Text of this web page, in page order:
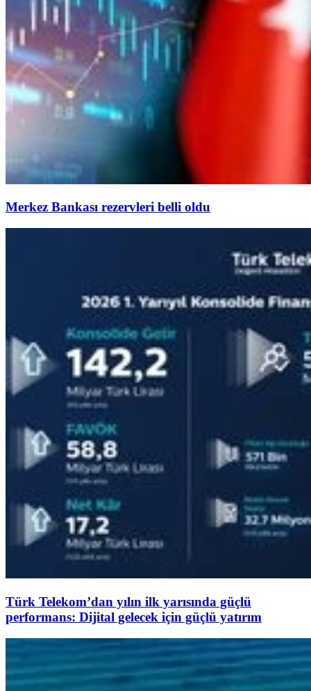
Merkez Bankası rezervleri belli oldu
Türk Telekom’dan yılın ilk yarısında güçlü
performans: Dijital gelecek için güçlü yatırım